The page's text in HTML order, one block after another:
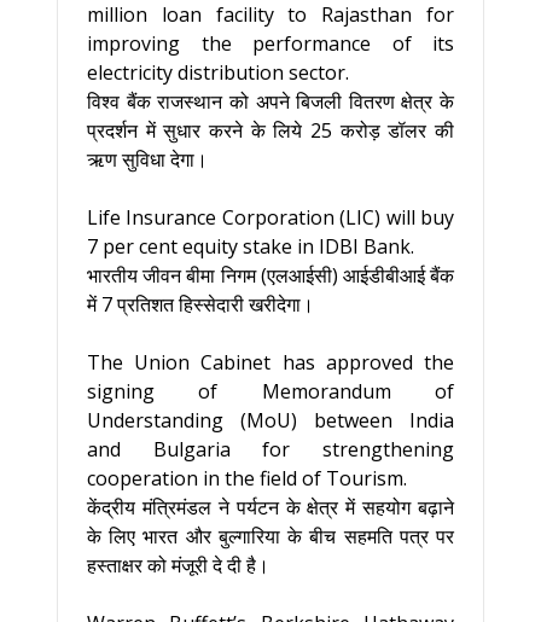
million loan facility to Rajasthan for
improving the performance of its
electricity distribution sector.
विश्व बैंक राजस्थान को अपने बिजली वितरण क्षेत्र के
प्रदर्शन में सुधार करने के लिये 25 करोड़ डॉलर की
ऋण सुविधा देगा।
Life Insurance Corporation (LIC) will buy
7 per cent equity stake in IDBI Bank.
भारतीय जीवन बीमा निगम (एलआईसी) आईडीबीआई बैंक
में 7 प्रतिशत हिस्सेदारी खरीदेगा।
The Union Cabinet has approved the
signing of Memorandum of
Understanding (MoU) between India
and Bulgaria for strengthening
cooperation in the field of Tourism.
केंद्रीय मंत्रिमंडल ने पर्यटन के क्षेत्र में सहयोग बढ़ाने
के लिए भारत और बुल्‍गारिया के बीच सहमति पत्र पर
हस्‍ताक्षर को मंजूरी दे दी है।